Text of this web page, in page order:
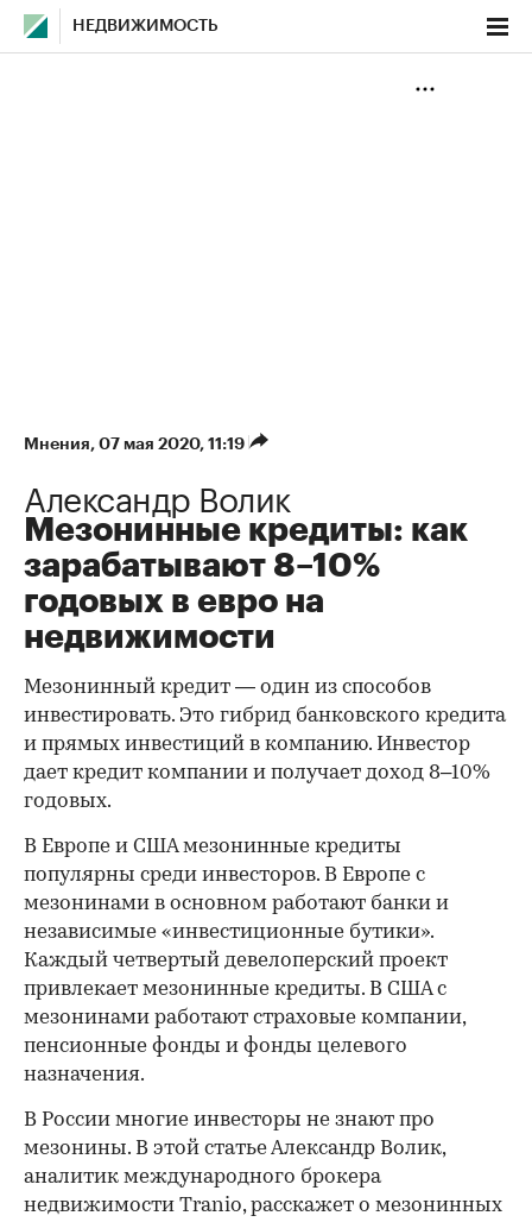
НЕДВИЖИМОСТЬ
Мнения⁠, 07 мая 2020, 11:19
Александр Волик
Мезонинные кредиты: как
зарабатывают 8–10%
годовых в евро на
недвижимости
Мезонинный кредит — один из способов
инвестировать. Это гибрид банковского кредита
и прямых инвестиций в компанию. Инвестор
дает кредит компании и получает доход 8–10%
годовых.
В Европе и США мезонинные кредиты
популярны среди инвесторов. В Европе с
мезонинами в основном работают банки и
независимые «инвестиционные бутики».
Каждый четвертый девелоперский проект
привлекает мезонинные кредиты. В США с
мезонинами работают страховые компании,
пенсионные фонды и фонды целевого
назначения.
В России многие инвесторы не знают про
мезонины. В этой статье Александр Волик,
аналитик международного брокера
недвижимости Tranio, расскажет о мезонинных